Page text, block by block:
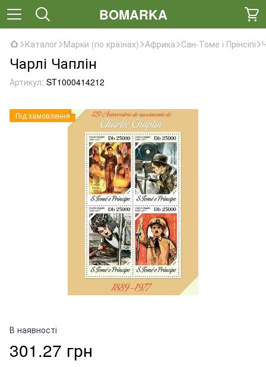
BOMARKA
Каталог Марки (по країнах) Африка Сан-Томе і Прінсіпі
Чарлі Чаплін
Артикул: ST1000414212
Під замовлення
В наявності
301.27 грн